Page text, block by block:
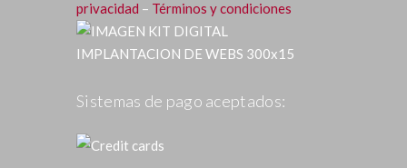
privacidad – Términos y condiciones
Sistemas de pago aceptados: